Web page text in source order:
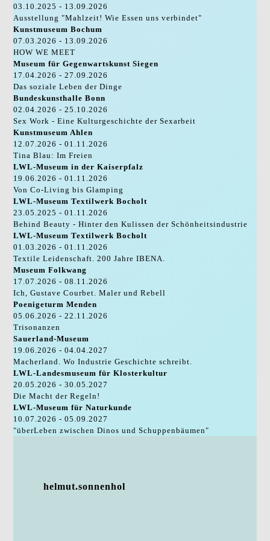
03.10.2025 - 13.09.2026
Ausstellung "Mahlzeit! Wie Essen uns verbindet"
Kunstmuseum Bochum
07.03.2026 - 13.09.2026
HOW WE MEET
Museum für Gegenwartskunst Siegen
17.04.2026 - 27.09.2026
Das soziale Leben der Dinge
Bundeskunsthalle Bonn
02.04.2026 - 25.10.2026
Sex Work - Eine Kulturgeschichte der Sexarbeit
Kunstmuseum Ahlen
12.07.2026 - 01.11.2026
Tina Blau: Im Freien
LWL-Museum in der Kaiserpfalz
19.06.2026 - 01.11.2026
Von Co-Living bis Glamping
LWL-Museum Textilwerk Bocholt
23.05.2025 - 01.11.2026
Behind Beauty - Hinter den Kulissen der Schönheitsindustrie
LWL-Museum Textilwerk Bocholt
01.03.2026 - 01.11.2026
Textile Leidenschaft. 200 Jahre IBENA.
Museum Folkwang
17.07.2026 - 08.11.2026
Ich, Gustave Courbet. Maler und Rebell
Poenigeturm Menden
05.06.2026 - 22.11.2026
Trisonanzen
Sauerland-Museum
19.06.2026 - 04.04.2027
Macherland. Wo Industrie Geschichte schreibt.
LWL-Landesmuseum für Klosterkultur
20.05.2026 - 30.05.2027
Die Macht der Regeln!
LWL-Museum für Naturkunde
10.07.2026 - 05.09.2027
"überLeben zwischen Dinos und Schuppenbäumen"
helmut.sonnenhol